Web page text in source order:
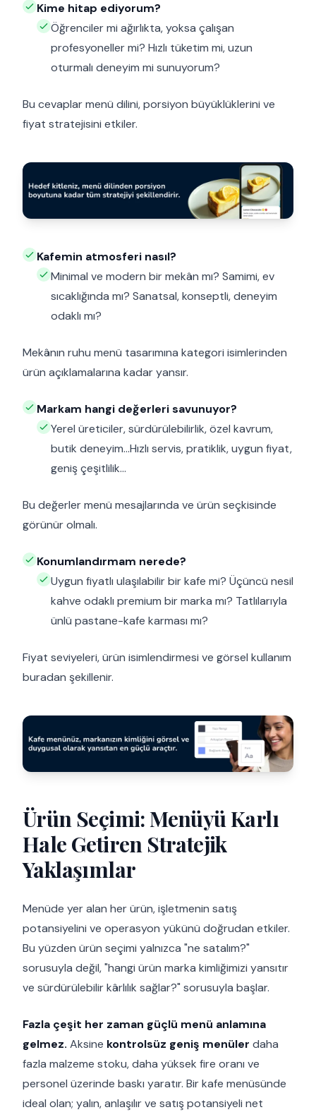
Kime hitap ediyorum?
Öğrenciler mi ağırlıkta, yoksa çalışan
profesyoneller mi? Hızlı tüketim mi, uzun
oturmalı deneyim mi sunuyorum?
Bu cevaplar menü dilini, porsiyon büyüklüklerini ve
fiyat stratejisini etkiler.
Kafemin atmosferi nasıl?
Minimal ve modern bir mekân mı? Samimi, ev
sıcaklığında mı? Sanatsal, konseptli, deneyim
odaklı mı?
Mekânın ruhu menü tasarımına kategori isimlerinden
ürün açıklamalarına kadar yansır.
Markam hangi değerleri savunuyor?
Yerel üreticiler, sürdürülebilirlik, özel kavrum,
butik deneyim…Hızlı servis, pratiklik, uygun fiyat,
geniş çeşitlilik…
Bu değerler menü mesajlarında ve ürün seçkisinde
görünür olmalı.
Konumlandırmam nerede?
Uygun fiyatlı ulaşılabilir bir kafe mi? Üçüncü nesil
kahve odaklı premium bir marka mı? Tatlılarıyla
ünlü pastane-kafe karması mı?
Fiyat seviyeleri, ürün isimlendirmesi ve görsel kullanım
buradan şekillenir.
Ürün Seçimi: Menüyü Karlı
Hale Getiren Stratejik
Yaklaşımlar
Menüde yer alan her ürün, işletmenin satış
potansiyelini ve operasyon yükünü doğrudan etkiler.
Bu yüzden ürün seçimi yalnızca "ne satalım?"
sorusuyla değil, "hangi ürün marka kimliğimizi yansıtır
ve sürdürülebilir kârlılık sağlar?" sorusuyla başlar.
Fazla çeşit her zaman güçlü menü anlamına
gelmez. Aksine kontrolsüz geniş menüler daha
fazla malzeme stoku, daha yüksek fire oranı ve
personel üzerinde baskı yaratır. Bir kafe menüsünde
ideal olan; yalın, anlaşılır ve satış potansiyeli net